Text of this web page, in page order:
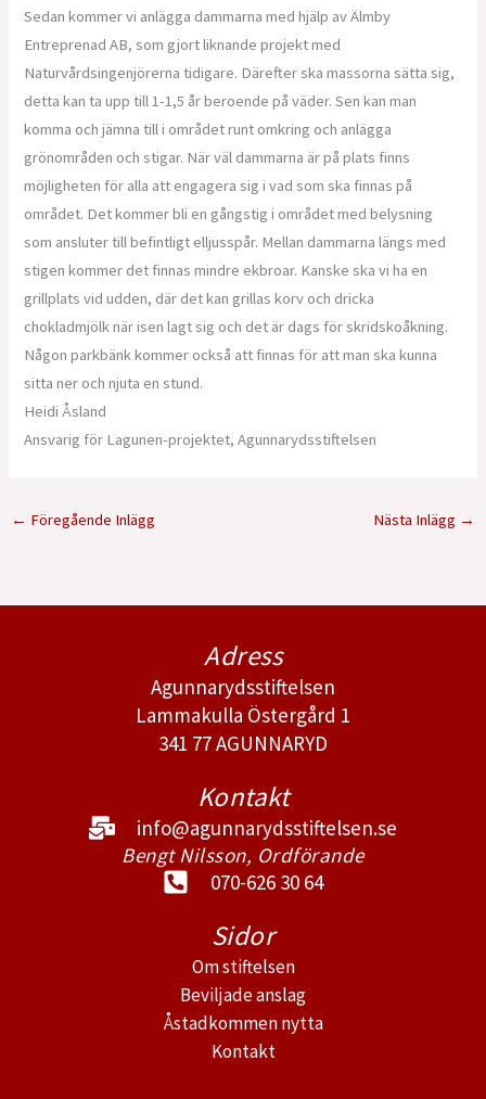
Sedan kommer vi anlägga dammarna med hjälp av Älmby
Entreprenad AB, som gjort liknande projekt med
Naturvårdsingenjörerna tidigare. Därefter ska massorna sätta sig,
detta kan ta upp till 1-1,5 år beroende på väder. Sen kan man
komma och jämna till i området runt omkring och anlägga
grönområden och stigar. När väl dammarna är på plats finns
möjligheten för alla att engagera sig i vad som ska finnas på
området. Det kommer bli en gångstig i området med belysning
som ansluter till befintligt elljusspår. Mellan dammarna längs med
stigen kommer det finnas mindre ekbroar. Kanske ska vi ha en
grillplats vid udden, där det kan grillas korv och dricka
chokladmjölk när isen lagt sig och det är dags för skridskoåkning.
Någon parkbänk kommer också att finnas för att man ska kunna
sitta ner och njuta en stund.
Heidi Åsland
Ansvarig för Lagunen-projektet, Agunnarydsstiftelsen
← Föregående Inlägg Nästa Inlägg →
Adress
Agunnarydsstiftelsen
Lammakulla Östergård 1
341 77 AGUNNARYD
Kontakt
info@agunnarydsstiftelsen.se
Bengt Nilsson, Ordförande
070-626 30 64
Sidor
Om stiftelsen
Beviljade anslag
Åstadkommen nytta
Kontakt